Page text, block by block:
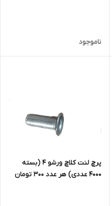
ناموجود
پرچ لنت کلاچ ورشو 4 (بسته
4000 عددی) هر عدد 300 تومان